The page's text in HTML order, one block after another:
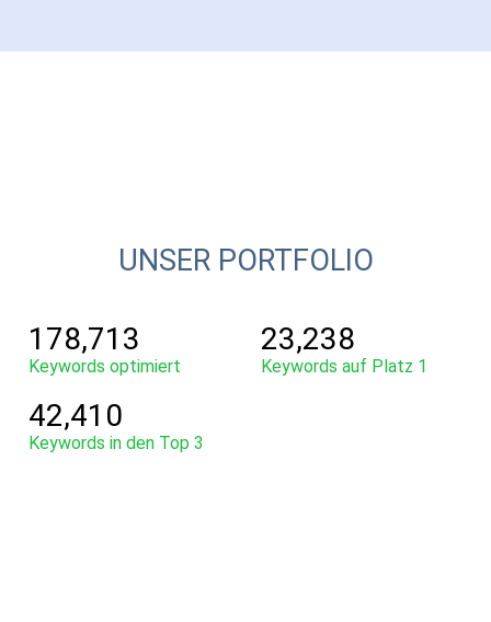
UNSER PORTFOLIO
178,713
Keywords optimiert
23,238
Keywords auf Platz 1
42,410
Keywords in den Top 3